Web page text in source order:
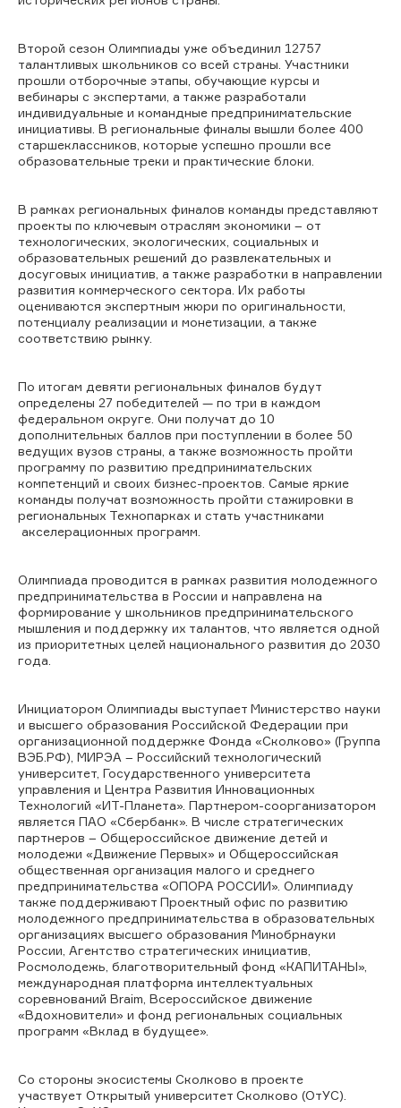
Второй сезон Олимпиады уже объединил 12757
талантливых школьников со всей страны. Участники
прошли отборочные этапы, обучающие курсы и
вебинары с экспертами, а также разработали
индивидуальные и командные предпринимательские
инициативы. В региональные финалы вышли более 400
старшеклассников, которые успешно прошли все
образовательные треки и практические блоки.
В рамках региональных финалов команды представляют
проекты по ключевым отраслям экономики – от
технологических, экологических, социальных и
образовательных решений до развлекательных и
досуговых инициатив, а также разработки в направлении
развития коммерческого сектора. Их работы
оцениваются экспертным жюри по оригинальности,
потенциалу реализации и монетизации, а также
соответствию рынку.
По итогам девяти региональных финалов будут
определены 27 победителей — по три в каждом
федеральном округе. Они получат до 10
дополнительных баллов при поступлении в более 50
ведущих вузов страны, а также возможность пройти
программу по развитию предпринимательских
компетенций и своих бизнес-проектов. Самые яркие
команды получат возможность пройти стажировки в
региональных Технопарках и стать участниками
акселерационных программ.
Олимпиада проводится в рамках развития молодежного
предпринимательства в России и направлена на
формирование у школьников предпринимательского
мышления и поддержку их талантов, что является одной
из приоритетных целей национального развития до 2030
года.
Инициатором Олимпиады выступает Министерство науки
и высшего образования Российской Федерации при
организационной поддержке Фонда «Сколково» (Группа
ВЭБ.РФ), МИРЭА – Российский технологический
университет, Государственного университета
управления и Центра Развития Инновационных
Технологий «ИТ-Планета». Партнером-соорганизатором
является ПАО «Сбербанк». В числе стратегических
партнеров – Общероссийское движение детей и
молодежи «Движение Первых» и Общероссийская
общественная организация малого и среднего
предпринимательства «ОПОРА РОССИИ». Олимпиаду
также поддерживают Проектный офис по развитию
молодежного предпринимательства в образовательных
организациях высшего образования Минобрнауки
России, Агентство стратегических инициатив,
Росмолодежь, благотворительный фонд «КАПИТАНЫ»,
международная платформа интеллектуальных
соревнований Braim, Всероссийское движение
«Вдохновители» и фонд региональных социальных
программ «Вклад в будущее».
Со стороны экосистемы Сколково в проекте
участвует Открытый университет Сколково (ОтУС).